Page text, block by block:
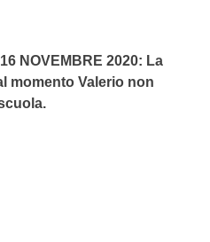
NOVEMBRE 2020: La
momento Valerio non